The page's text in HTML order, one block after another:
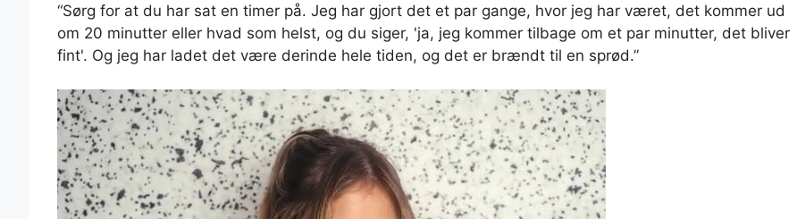
“Sørg for at du har sat en timer på. Jeg har gjort det et par gange, hvor jeg har været, det kommer ud
om 20 minutter eller hvad som helst, og du siger, 'ja, jeg kommer tilbage om et par minutter, det bliver
fint'. Og jeg har ladet det være derinde hele tiden, og det er brændt til en sprød.”